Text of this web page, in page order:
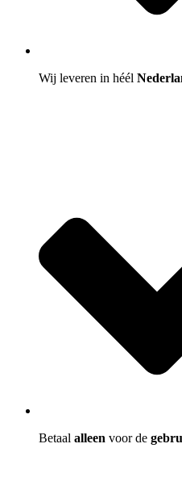
Wij leveren in héél
Betaal alleen voor de